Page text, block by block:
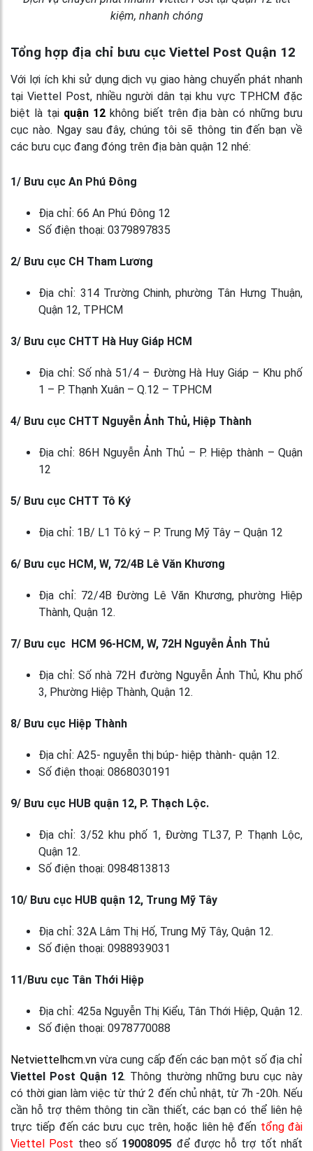
kiệm, nhanh chóng
Tổng hợp địa chỉ bưu cục Viettel Post Quận 12
Với lợi ích khi sử dụng dịch vụ giao hàng chuyển phát nhanh
tại Viettel Post, nhiều người dân tại khu vực TP.HCM đặc
biệt là tại quận 12 không biết trên địa bàn có những bưu
cục nào. Ngay sau đây, chúng tôi sẽ thông tin đến bạn về
các bưu cục đang đóng trên địa bàn quận 12 nhé:
1/ Bưu cục An Phú Đông
Địa chỉ: 66 An Phú Đông 12
Số điện thoại: 0379897835
2/ Bưu cục CH Tham Lương
Địa chỉ: 314 Trường Chinh, phường Tân Hưng Thuận,
Quận 12, TPHCM
3/ Bưu cục CHTT Hà Huy Giáp HCM
Địa chỉ: Số nhà 51/4 – Đường Hà Huy Giáp – Khu phố
1 – P. Thạnh Xuân – Q.12 – TPHCM
4/ Bưu cục CHTT Nguyễn Ảnh Thủ, Hiệp Thành
Địa chỉ: 86H Nguyễn Ảnh Thủ – P. Hiệp thành – Quận
12
5/ Bưu cục CHTT Tô Ký
Địa chỉ: 1B/ L1 Tô ký – P. Trung Mỹ Tây – Quận 12
6/ Bưu cục HCM, W, 72/4B Lê Văn Khương
Địa chỉ: 72/4B Đường Lê Văn Khương, phường Hiệp
Thành, Quận 12.
7/ Bưu cục HCM 96-HCM, W, 72H Nguyễn Ảnh Thủ
Địa chỉ: Số nhà 72H đường Nguyễn Ảnh Thủ, Khu phố
3, Phường Hiệp Thành, Quận 12.
8/ Bưu cục Hiệp Thành
Địa chỉ: A25- nguyễn thị búp- hiệp thành- quận 12.
Số điện thoại: 0868030191
9/ Bưu cục HUB quận 12, P. Thạch Lộc.
Địa chỉ: 3/52 khu phố 1, Đường TL37, P. Thạnh Lộc,
Quận 12.
Số điện thoại: 0984813813
10/ Bưu cục HUB quận 12, Trung Mỹ Tây
Địa chỉ: 32A Lâm Thị Hố, Trung Mỹ Tây, Quận 12.
Số điện thoại: 0988939031
11/Bưu cục Tân Thới Hiệp
Địa chỉ: 425a Nguyễn Thị Kiểu, Tân Thới Hiệp, Quận 12.
Số điện thoại: 0978770088
Netviettelhcm.vn vừa cung cấp đến các bạn một số địa chỉ
Viettel Post Quận 12. Thông thường những bưu cục này
có thời gian làm việc từ thứ 2 đến chủ nhật, từ 7h -20h. Nếu
cần hỗ trợ thêm thông tin cần thiết, các bạn có thể liên hệ
trực tiếp đến các bưu cục trên, hoặc liên hệ đến tổng đài
Viettel Post theo số 19008095 để được hỗ trợ tốt nhất